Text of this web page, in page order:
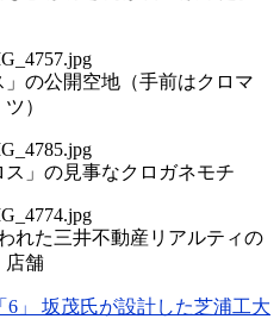
」の公開空地（手前はクロマ
ツ）
ス」の見事なクロガネモチ
れた三井不動産リアルティの
店舗
」 坂茂氏が設計した芝浦工大